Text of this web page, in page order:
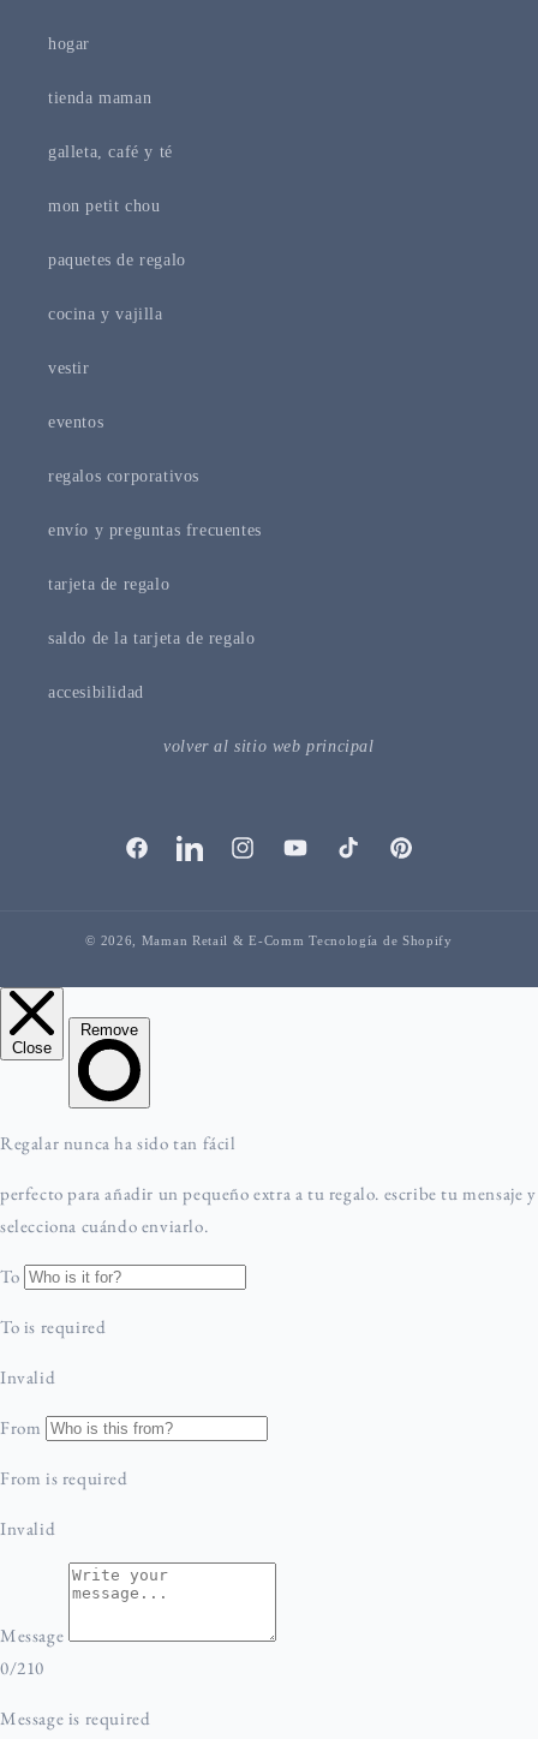
hogar
tienda maman
galleta, café y té
mon petit chou
paquetes de regalo
cocina y vajilla
vestir
eventos
regalos corporativos
envío y preguntas frecuentes
tarjeta de regalo
saldo de la tarjeta de regalo
accesibilidad
volver al sitio web principal
FacebookvinculadoEnInstagramYouTubeTikTok Pinterest
© 2026, Maman Retail & E-CommTecnología de Shopify